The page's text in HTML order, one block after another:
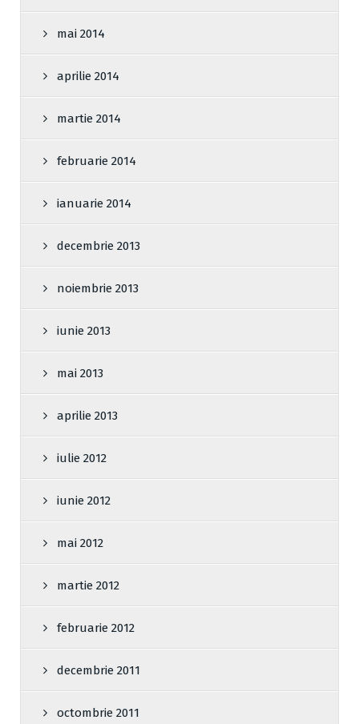
mai 2014
aprilie 2014
martie 2014
februarie 2014
ianuarie 2014
decembrie 2013
noiembrie 2013
iunie 2013
mai 2013
aprilie 2013
iulie 2012
iunie 2012
mai 2012
martie 2012
februarie 2012
decembrie 2011
octombrie 2011